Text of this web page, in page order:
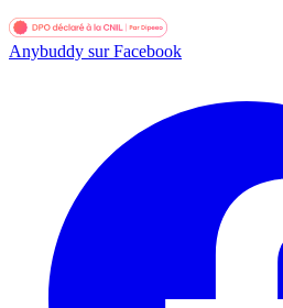
Anybuddy sur Facebook